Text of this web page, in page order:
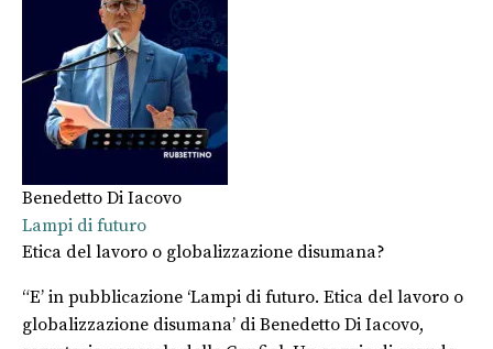
Benedetto Di Iacovo
Lampi di futuro
Etica del lavoro o globalizzazione disumana?
“E’ in pubblicazione ‘Lampi di futuro. Etica del lavoro o
globalizzazione disumana’ di Benedetto Di Iacovo,